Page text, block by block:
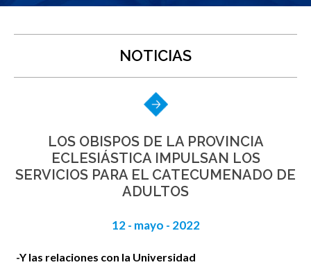
NOTICIAS
LOS OBISPOS DE LA PROVINCIA
ECLESIÁSTICA IMPULSAN LOS
SERVICIOS PARA EL CATECUMENADO DE
ADULTOS
12 - mayo - 2022
-Y las relaciones con la Universidad